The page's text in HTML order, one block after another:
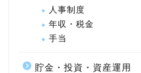
人事制度
年収・税金
手当
貯金・投資・資産運用